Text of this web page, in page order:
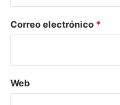
*
Correo electrónico *
Web